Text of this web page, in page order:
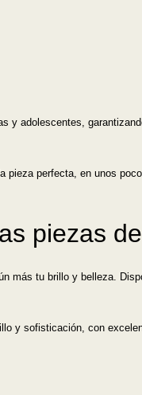
y adolescentes,
perfecta, en unos
piezas
más tu brillo y belleza.
y sofisticación, con